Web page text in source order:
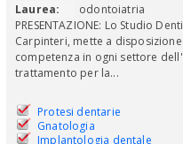
Laurea:
odontoiatria
PRESENTAZIONE: Lo Studio
Carpinteri, mette a
competenza in ogni settore
trattamento per la...
Protesi dentarie
Gnatologia
Implantologia dentale